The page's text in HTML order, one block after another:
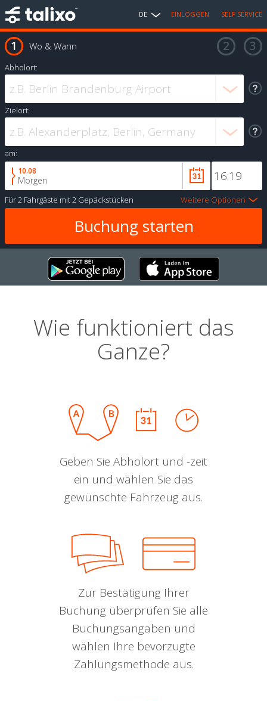
DE EINLOGGEN SELF SERVICE
Wo & Wann
Abholort:
Zielort:
am:
10.08
Morgen
Für2 Fahrgäste mit2 Gepäckstücken Weitere Optionen
Wie funktioniert das
Ganze?
Geben Sie Abholort und -zeit
ein und wählen Sie das
gewünschte Fahrzeug aus.
Zur Bestätigung Ihrer
Buchung überprüfen Sie alle
Buchungsangaben und
wählen Ihre bevorzugte
Zahlungsmethode aus.